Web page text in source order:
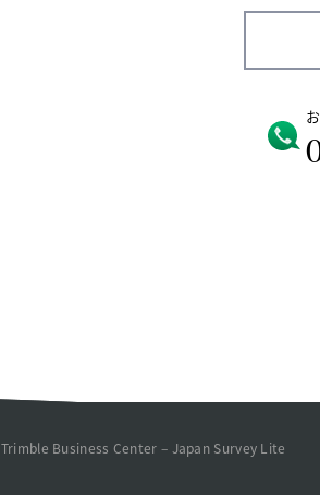
Trimble Business Center – Japan Survey Lite